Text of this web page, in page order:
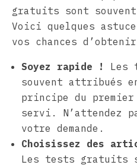
gratuits sont souvent
Voici quelques
vos chances
Soyez rapide !
Les
souvent attribués
principe du
servi. N’attendez
votre demande.
Choisissez des
Les tests gratuits